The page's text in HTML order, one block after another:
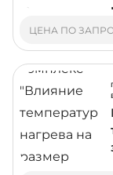
ЦЕНА ПО